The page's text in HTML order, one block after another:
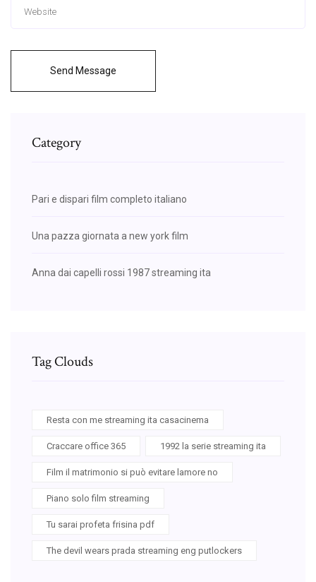
Send Message
Category
Pari e dispari film completo italiano
Una pazza giornata a new york film
Anna dai capelli rossi 1987 streaming ita
Tag Clouds
Resta con me streaming ita casacinema
Craccare office 365 1992 la serie streaming ita
Film il matrimonio si può evitare lamore no
Piano solo film streaming
Tu sarai profeta frisina pdf
The devil wears prada streaming eng putlockers